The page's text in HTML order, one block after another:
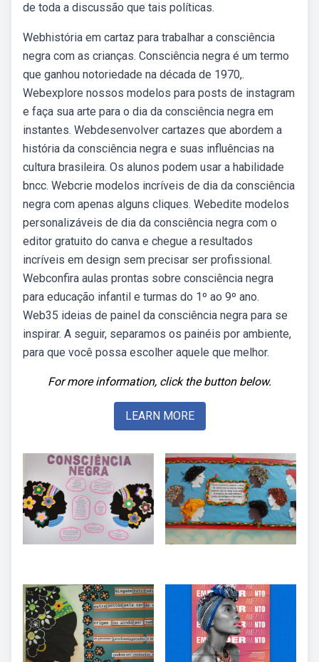
de toda a discussão que tais políticas.
Webhistória em cartaz para trabalhar a consciência
negra com as crianças. Consciência negra é um termo
que ganhou notoriedade na década de 1970,.
Webexplore nossos modelos para posts de instagram
e faça sua arte para o dia da consciência negra em
instantes. Webdesenvolver cartazes que abordem a
história da consciência negra e suas influências na
cultura brasileira. Os alunos podem usar a habilidade
bncc. Webcrie modelos incríveis de dia da consciência
negra com apenas alguns cliques. Webedite modelos
personalizáveis de dia da consciência negra com o
editor gratuito do canva e chegue a resultados
incríveis em design sem precisar ser profissional.
Webconfira aulas prontas sobre consciência negra
para educação infantil e turmas do 1º ao 9º ano.
Web35 ideias de painel da consciência negra para se
inspirar. A seguir, separamos os painéis por ambiente,
para que você possa escolher aquele que melhor.
For more information, click the button below.
LEARN MORE